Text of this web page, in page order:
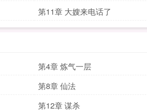
第11章 大嫂来电话了
第4章 炼气一层
第8章 仙法
第12章 谋杀